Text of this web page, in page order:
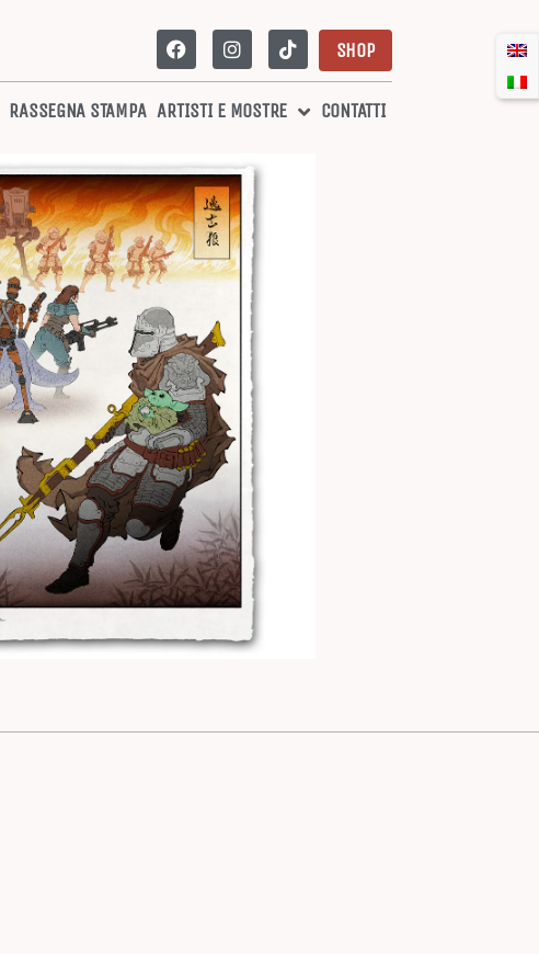
SHOP
RASSEGNA STAMPA ARTISTI E MOSTRE CONTATTI